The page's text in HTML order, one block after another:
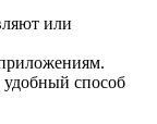
или
способ